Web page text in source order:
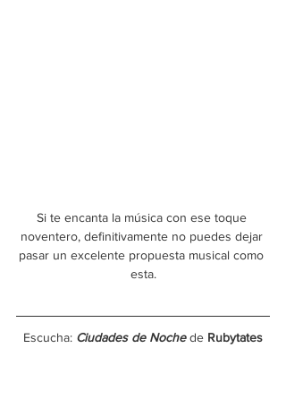
Si te encanta la música con ese toque
noventero, definitivamente no puedes dejar
pasar un excelente propuesta musical como
esta.
Escucha: Ciudades de Noche de Rubytates